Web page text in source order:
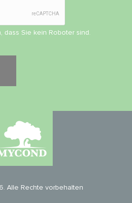
dass Sie kein Roboter sind.
Alle Rechte vorbehalten